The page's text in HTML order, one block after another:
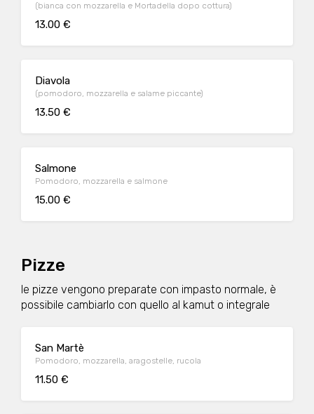
(bianca con mozzarella e Mortadella dopo cottura)
13.00 €
Diavola
(pomodoro, mozzarella e salame piccante)
13.50 €
Salmone
Pomodoro, mozzarella e salmone
15.00 €
Pizze
le pizze vengono preparate con impasto normale, è
possibile cambiarlo con quello al kamut o integrale
San Martè
Pomodoro, mozzarella, aragostelle, rucola
11.50 €